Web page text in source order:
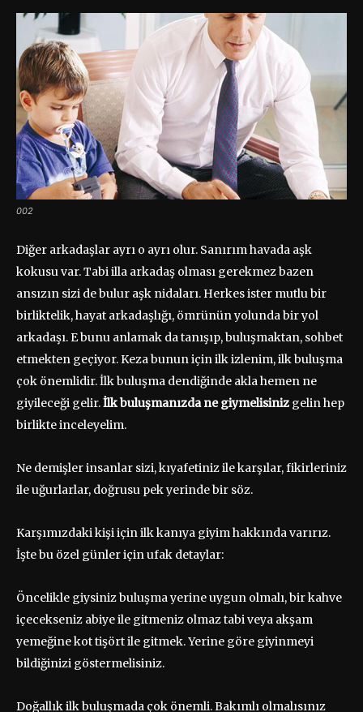
002
Diğer arkadaşlar ayrı o ayrı olur. Sanırım havada aşk
kokusu var. Tabi illa arkadaş olması gerekmez bazen
ansızın sizi de bulur aşk nidaları. Herkes ister mutlu bir
birliktelik, hayat arkadaşlığı, ömrünün yolunda bir yol
arkadaşı. E bunu anlamak da tanışıp, buluşmaktan, sohbet
etmekten geçiyor. Keza bunun için ilk izlenim, ilk buluşma
çok önemlidir. İlk buluşma dendiğinde akla hemen ne
giyileceği gelir.İlk buluşmanızda ne giymelisiniz gelin hep
birlikte inceleyelim.
Ne demişler insanlar sizi, kıyafetiniz ile karşılar, fikirleriniz
ile uğurlarlar, doğrusu pek yerinde bir söz.
Karşımızdaki kişi için ilk kanıya giyim hakkında varırız.
İşte bu özel günler için ufak detaylar:
Öncelikle giysiniz buluşma yerine uygun olmalı, bir kahve
içecekseniz abiye ile gitmeniz olmaz tabi veya akşam
yemeğine kot tişört ile gitmek. Yerine göre giyinmeyi
bildiğinizi göstermelisiniz.
Doğallık ilk buluşmada çok önemli. Bakımlı olmalısınız